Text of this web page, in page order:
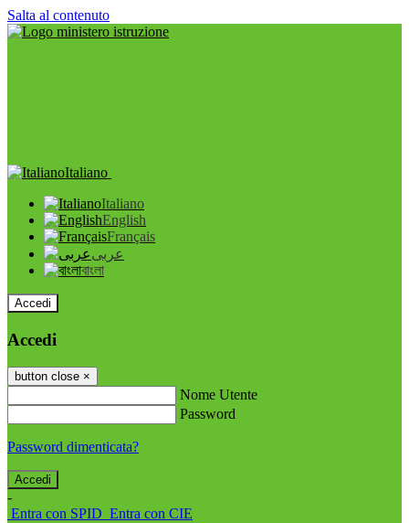
Salta al contenuto
Italiano
Italiano
English
Français
عربى
বাংলা
Accedi
Accedi
button close ×
Nome Utente
Password
Password dimenticata?
-
Entra con SPID Entra con CIE